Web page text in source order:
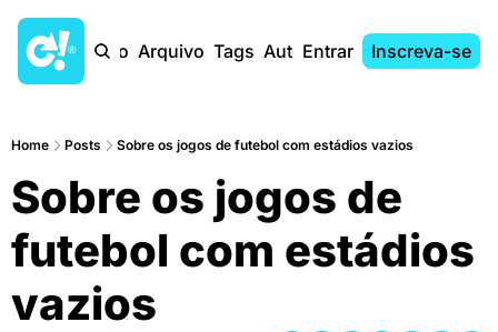
Início Arquivo Tags AutoresEntrar Inscreva-se
Home Posts Sobre os jogos de futebol com estádios vazios
Sobre os jogos de
futebol com estádios
vazios